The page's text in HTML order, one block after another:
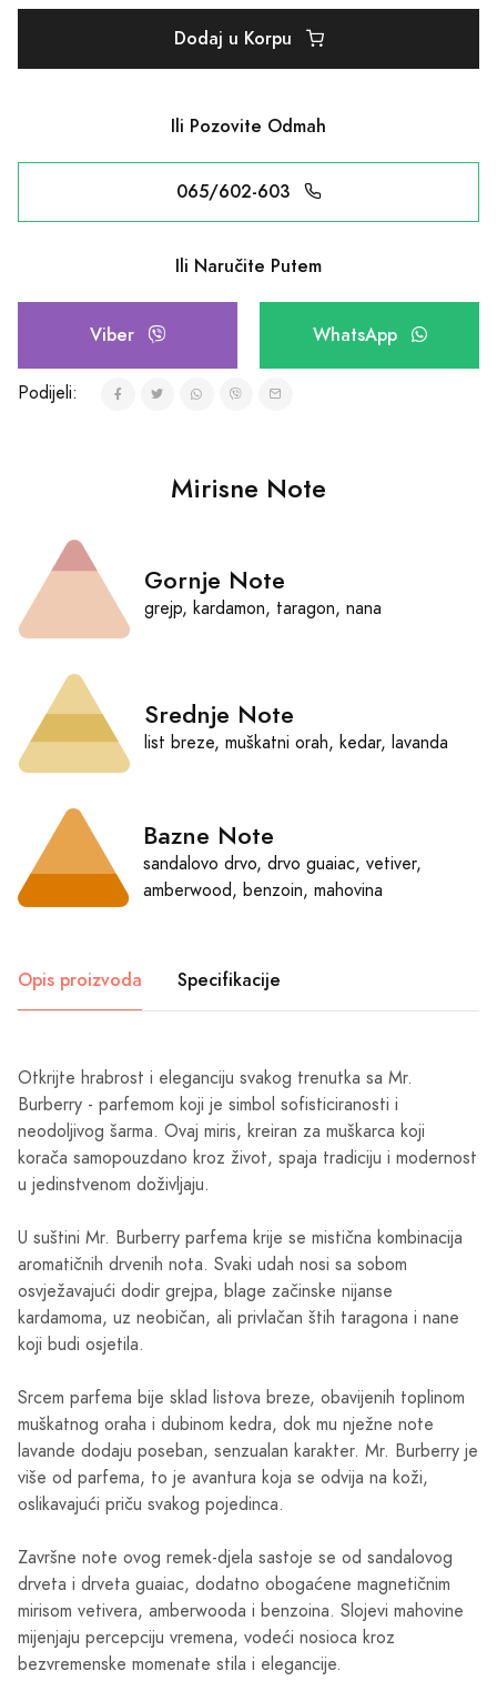
Dodaj u Korpu
Ili Pozovite Odmah
065/602-603
Ili Naručite Putem
Viber WhatsApp
Podijeli:
Mirisne Note
Gornje Note
grejp, kardamon, taragon, nana
Srednje Note
list breze, muškatni orah, kedar, lavanda
Bazne Note
sandalovo drvo, drvo guaiac, vetiver,
amberwood, benzoin, mahovina
Opis proizvoda Specifikacije
Otkrijte hrabrost i eleganciju svakog trenutka sa Mr.
Burberry - parfemom koji je simbol sofisticiranosti i
neodoljivog šarma. Ovaj miris, kreiran za muškarca koji
korača samopouzdano kroz život, spaja tradiciju i modernost
u jedinstvenom doživljaju.
U suštini Mr. Burberry parfema krije se mistična kombinacija
aromatičnih drvenih nota. Svaki udah nosi sa sobom
osvježavajući dodir grejpa, blage začinske nijanse
kardamoma, uz neobičan, ali privlačan štih taragona i nane
koji budi osjetila.
Srcem parfema bije sklad listova breze, obavijenih toplinom
muškatnog oraha i dubinom kedra, dok mu nježne note
lavande dodaju poseban, senzualan karakter. Mr. Burberry je
više od parfema, to je avantura koja se odvija na koži,
oslikavajući priču svakog pojedinca.
Završne note ovog remek-djela sastoje se od sandalovog
drveta i drveta guaiac, dodatno obogaćene magnetičnim
mirisom vetivera, amberwooda i benzoina. Slojevi mahovine
mijenjaju percepciju vremena, vodeći nosioca kroz
bezvremenske momenate stila i elegancije.